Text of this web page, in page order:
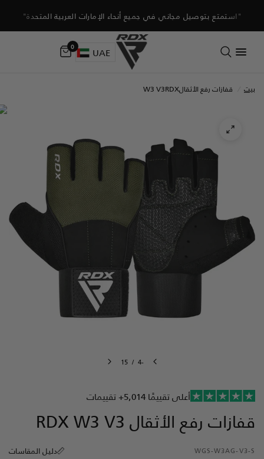
"استمتع بتوصيل مجاني في جميع أنحاء الإمارات العربية المتحدة"
UAE
0
بيت قفازات رفع الأثقالRDX
W3 V3
-4
/
15
أعلى تقييمًا5,014+ تقييمات
قفازات رفع الأثقال RDXW3 V3
WGS-W3AG-V3-S
دليل المقاسات